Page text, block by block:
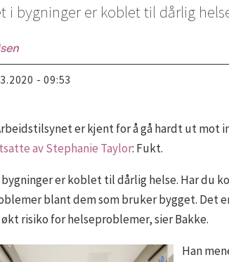
i bygninger er koblet til dårlig
- 09:53
er kjent for å gå hardt ut mot
av Stephanie Taylor: Fukt.
er koblet til dårlig helse. Har du
blant dem som bruker bygget. Det
risiko for helseproblemer, sier Bakke.
Han